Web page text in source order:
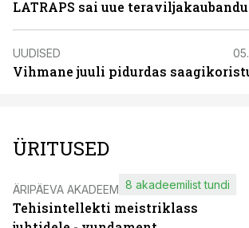
LATRAPS sai uue
UUDISED
Vihmane juuli pidurdas
ÜRITUSED
ÄRIPÄEVA AKADEEMIA
Tehisintellekti meistriklass
8 akadeemilist tundi